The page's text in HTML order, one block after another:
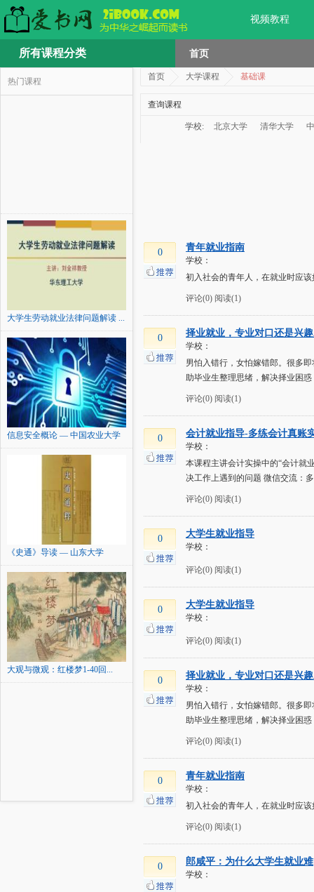
视频教程
所有课程分类 首页
热门课程
大学生劳动就业法律问题解读 ...
信息安全概论 — 中国农业大学
《史通》导读 — 山东大学
大观与微观：红楼梦1-40回...
首页 大学课程 基础课
查询课程
学校: 北京大学 清华大学
0 青年就业指南
学校：
初入社会的青年人，在就业时应
评论(0) 阅读(1)
0 择业就业，专业对口还是兴
学校：
男怕入错行，女怕嫁错郎。很多
助毕业生整理思绪，解决择业困
评论(0) 阅读(1)
0 会计就业指导-多练会计真账
学校：
本课程主讲会计实操中的“会计就
决工作上遇到的问题 微信交流：
评论(0) 阅读(1)
0 大学生就业指导
学校：
评论(0) 阅读(1)
0 大学生就业指导
学校：
评论(0) 阅读(1)
0 择业就业，专业对口还是兴
学校：
男怕入错行，女怕嫁错郎。很多
助毕业生整理思绪，解决择业困
评论(0) 阅读(1)
0 青年就业指南
学校：
初入社会的青年人，在就业时应
评论(0) 阅读(1)
0 郎咸平：为什么大学生就业难
学校：